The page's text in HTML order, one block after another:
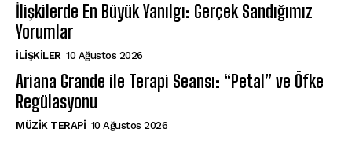
İlişkilerde En Büyük Yanılgı: Gerçek Sandığımız
Yorumlar
İLIŞKILER 10 Ağustos 2026
Ariana Grande ile Terapi Seansı: “Petal” ve Öfke
Regülasyonu
MÜZIK TERAPI 10 Ağustos 2026